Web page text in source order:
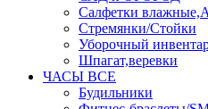
Салфетки
Стремянки/Стойки
Уборочный
Шпагат,веревки
ЧАСЫ ВСЕ
Будильники